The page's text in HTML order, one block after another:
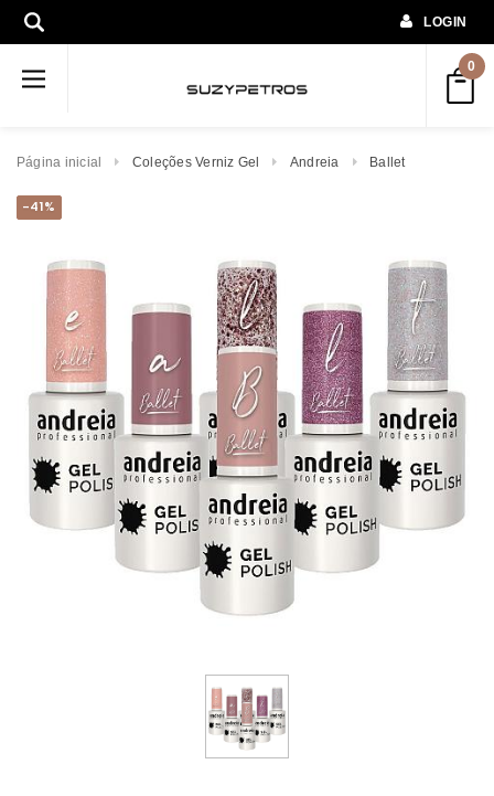
LOGIN
0
Página inicial Coleções Verniz Gel Andreia Ballet
-41%